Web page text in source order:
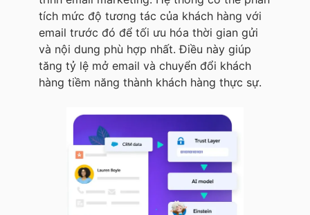
tích mức độ tương tác của khách hàng với
email trước đó để tối ưu hóa thời gian gửi
và nội dung phù hợp nhất. Điều này giúp
tăng tỷ lệ mở email và chuyển đổi khách
hàng tiềm năng thành khách hàng thực sự.